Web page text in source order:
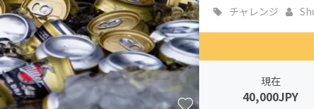
チャレンジ
現在
40,000JPY